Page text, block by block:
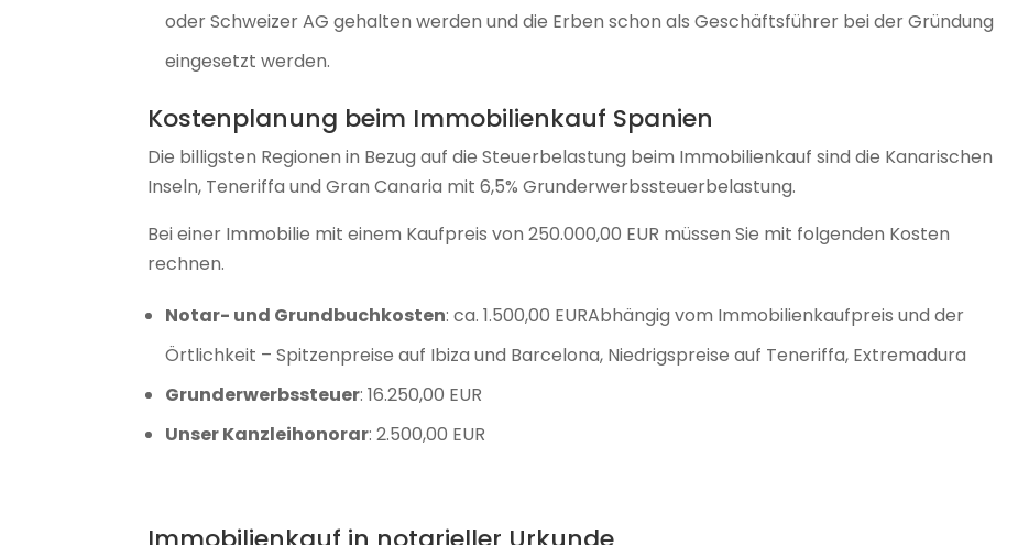
oder Schweizer AG gehalten werden und die Erben schon als Geschäftsführer bei der Gründung
eingesetzt werden.
Kostenplanung beim Immobilienkauf Spanien
Die billigsten Regionen in Bezug auf die Steuerbelastung beim Immobilienkauf sind die Kanarischen
Inseln, Teneriffa und Gran Canaria mit 6,5% Grunderwerbssteuerbelastung.
Bei einer Immobilie mit einem Kaufpreis von 250.000,00 EUR müssen Sie mit folgenden Kosten
rechnen.
Notar- und Grundbuchkosten: ca. 1.500,00 EURAbhängig vom Immobilienkaufpreis und der
Örtlichkeit – Spitzenpreise auf Ibiza und Barcelona, Niedrigspreise auf Teneriffa, Extremadura
Grunderwerbssteuer: 16.250,00 EUR
Unser Kanzleihonorar: 2.500,00 EUR